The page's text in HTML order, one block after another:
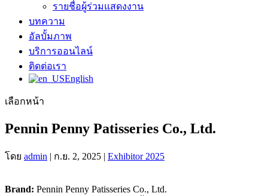
รายชื่อผู้ร่วมแสดงงาน
บทความ
อัลบั้มภาพ
บริการออนไลน์
ติดต่อเรา
English
เลือกหน้า
Pennin Penny Patisseries Co., Ltd.
โดย admin | ก.ย. 2, 2025 | Exhibitor 2025
Brand: Pennin Penny Patisseries Co., Ltd.